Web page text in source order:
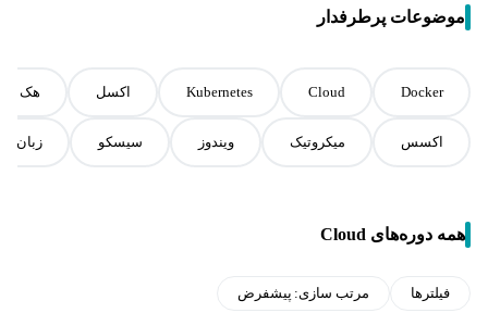
موضوعات پرطرفدار
Docker
Cloud
Kubernetes اکسل هک
اکسس میکروتیک ویندوز سیسکو زبان
همه دوره‌های Cloud
فیلترها مرتب سازی: پیشفرض